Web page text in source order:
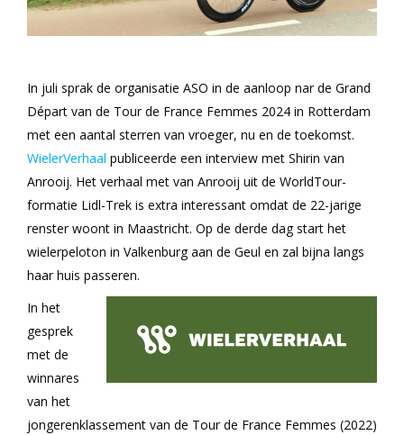
In juli sprak de organisatie ASO in de aanloop nar de Grand
Départ van de Tour de France Femmes 2024 in Rotterdam
met een aantal sterren van vroeger, nu en de toekomst.
WielerVerhaal publiceerde een interview met Shirin van
Anrooij. Het verhaal met van Anrooij uit de WorldTour-
formatie Lidl-Trek is extra interessant omdat de 22-jarige
renster woont in Maastricht. Op de derde dag start het
wielerpeloton in Valkenburg aan de Geul en zal bijna langs
haar huis passeren.
In het
gesprek
met de
winnares
van het
jongerenklassement van de Tour de France Femmes (2022)